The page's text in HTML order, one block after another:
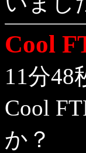
Cool
11分48
Cool
か？